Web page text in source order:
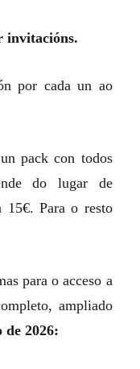
invitacións.
por cada un ao
pack con todos
do lugar de
15€. Para o resto
para o acceso a
ampliado
de 2026: